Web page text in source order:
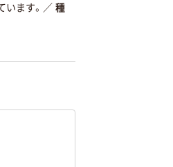
ます。 ／ 種